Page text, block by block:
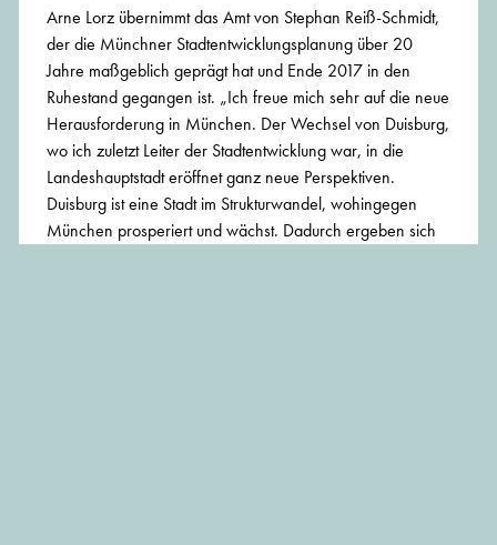
Arne Lorz übernimmt das Amt von Stephan Reiß-Schmidt,
der die Münchner Stadtentwicklungsplanung über 20
Jahre maßgeblich geprägt hat und Ende 2017 in den
Ruhestand gegangen ist. „Ich freue mich sehr auf die neue
Herausforderung in München. Der Wechsel von Duisburg,
wo ich zuletzt Leiter der Stadtentwicklung war, in die
Landeshauptstadt eröffnet ganz neue Perspektiven.
Duisburg ist eine Stadt im Strukturwandel, wohingegen
München prosperiert und wächst. Dadurch ergeben sich